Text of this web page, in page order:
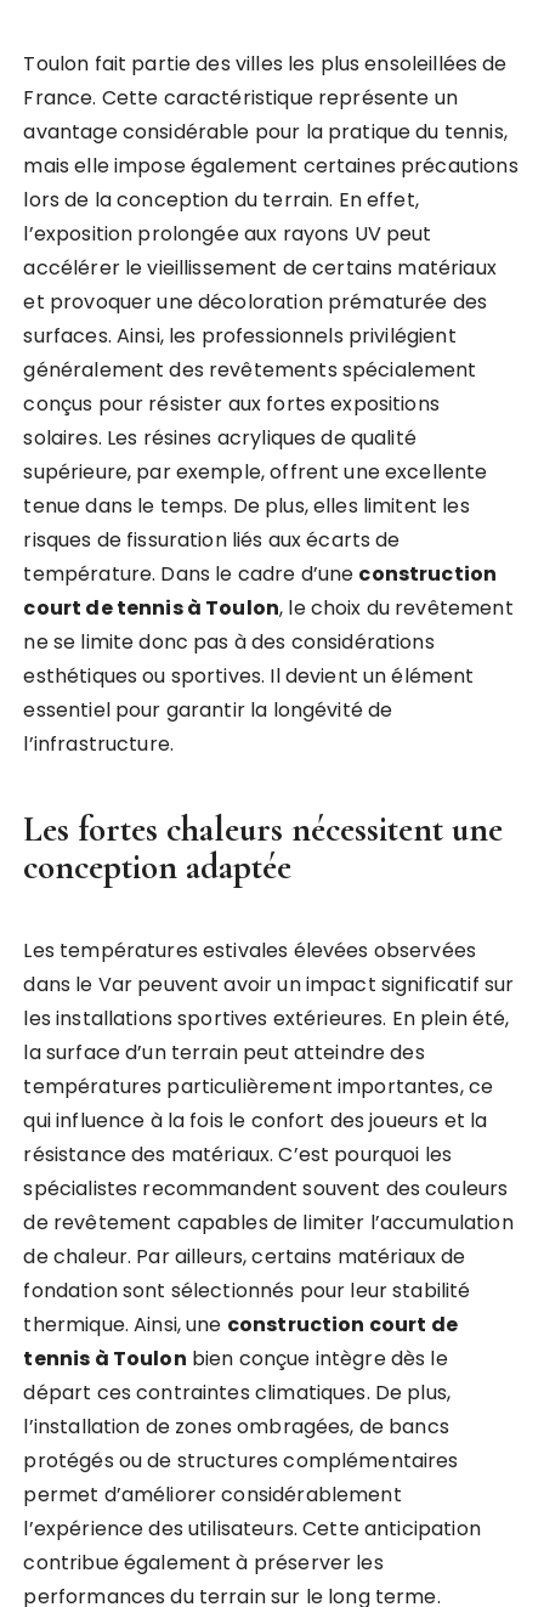
Toulon fait partie des villes les plus ensoleillées de
France. Cette caractéristique représente un
avantage considérable pour la pratique du tennis,
mais elle impose également certaines précautions
lors de la conception du terrain. En effet,
l’exposition prolongée aux rayons UV peut
accélérer le vieillissement de certains matériaux
et provoquer une décoloration prématurée des
surfaces. Ainsi, les professionnels privilégient
généralement des revêtements spécialement
conçus pour résister aux fortes expositions
solaires. Les résines acryliques de qualité
supérieure, par exemple, offrent une excellente
tenue dans le temps. De plus, elles limitent les
risques de fissuration liés aux écarts de
température. Dans le cadre d’une construction
court de tennis à Toulon, le choix du revêtement
ne se limite donc pas à des considérations
esthétiques ou sportives. Il devient un élément
essentiel pour garantir la longévité de
l’infrastructure.
Les fortes chaleurs nécessitent une
conception adaptée
Les températures estivales élevées observées
dans le Var peuvent avoir un impact significatif sur
les installations sportives extérieures. En plein été,
la surface d’un terrain peut atteindre des
températures particulièrement importantes, ce
qui influence à la fois le confort des joueurs et la
résistance des matériaux. C’est pourquoi les
spécialistes recommandent souvent des couleurs
de revêtement capables de limiter l’accumulation
de chaleur. Par ailleurs, certains matériaux de
fondation sont sélectionnés pour leur stabilité
thermique. Ainsi, une construction court de
tennis à Toulon bien conçue intègre dès le
départ ces contraintes climatiques. De plus,
l’installation de zones ombragées, de bancs
protégés ou de structures complémentaires
permet d’améliorer considérablement
l’expérience des utilisateurs. Cette anticipation
contribue également à préserver les
performances du terrain sur le long terme.